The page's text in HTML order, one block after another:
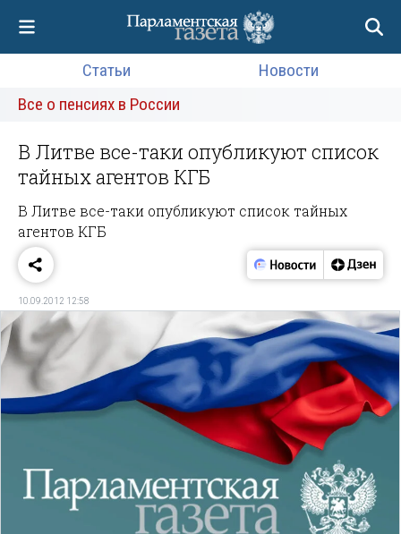
Статьи
Новости
Все о пенсиях в России
В Литве все-таки опубликуют список
тайных агентов КГБ
В Литве все-таки опубликуют список тайных
агентов КГБ
10.09.2012 12:58